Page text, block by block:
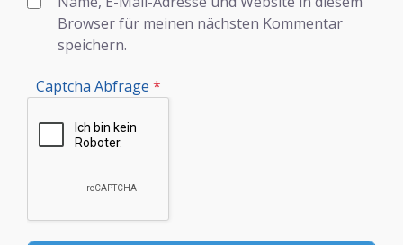
Browser für meinen nächsten Kommentar
speichern.
Captcha Abfrage *